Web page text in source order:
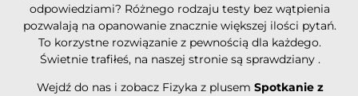
odpowiedziami? Różnego rodzaju testy bez wątpienia
pozwalają na opanowanie znacznie większej ilości pytań.
To korzystne rozwiązanie z pewnością dla każdego.
Świetnie trafiłeś, na naszej stronie są sprawdziany .
Wejdź do nas i zobacz Fizyka z plusem Spotkanie z